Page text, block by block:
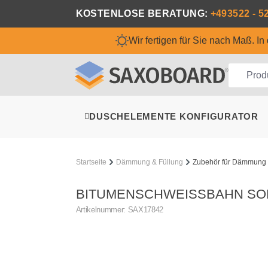
Hauptinhalt springen
Zur Suche springen
Zur Hauptnavigation springen
KOSTENLOSE BERATUNG: +493522 -
Wir fertigen für Sie nach Maß.
DUSCHELEMENTE KONFIGURATOR
Startseite Dämmung & Füllung Zubehör für Dämmung
BITUMENSCHWEISSBAHN
Artikelnummer: SAX17842